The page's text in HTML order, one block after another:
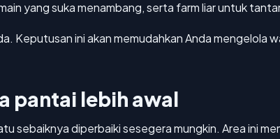
yang suka menambang, serta farm liar untuk
Keputusan ini akan memudahkan Anda mengelola
pantai lebih awal
sebaiknya diperbaiki sesegera mungkin. Area ini